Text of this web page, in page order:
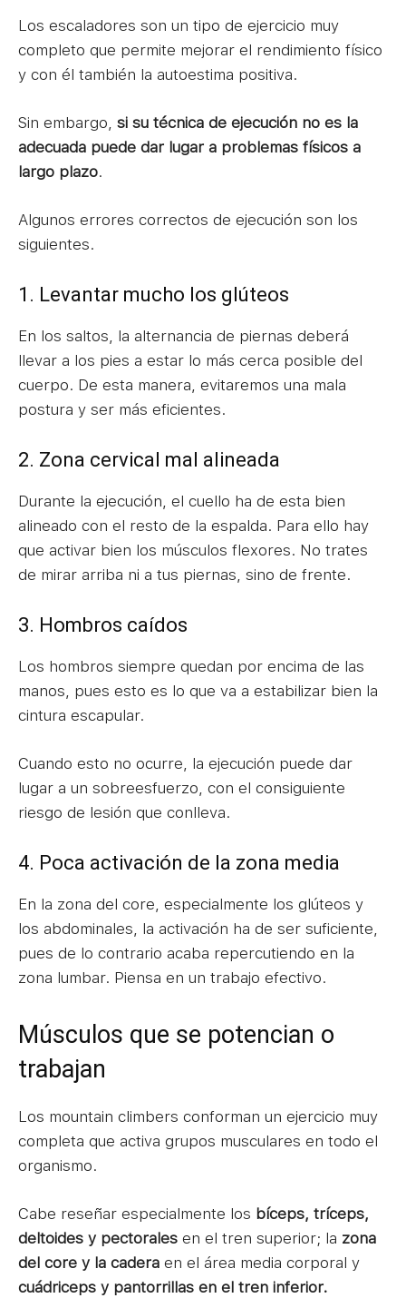
Los escaladores son un tipo de ejercicio muy
completo que permite mejorar el rendimiento físico
y con él también la autoestima positiva.
Sin embargo, si su técnica de ejecución no es la
adecuada puede dar lugar a problemas físicos a
largo plazo.
Algunos errores correctos de ejecución son los
siguientes.
1. Levantar mucho los glúteos
En los saltos, la alternancia de piernas deberá
llevar a los pies a estar lo más cerca posible del
cuerpo. De esta manera, evitaremos una mala
postura y ser más eficientes.
2. Zona cervical mal alineada
Durante la ejecución, el cuello ha de esta bien
alineado con el resto de la espalda. Para ello hay
que activar bien los músculos flexores. No trates
de mirar arriba ni a tus piernas, sino de frente.
3. Hombros caídos
Los hombros siempre quedan por encima de las
manos, pues esto es lo que va a estabilizar bien la
cintura escapular.
Cuando esto no ocurre, la ejecución puede dar
lugar a un sobreesfuerzo, con el consiguiente
riesgo de lesión que conlleva.
4. Poca activación de la zona media
En la zona del core, especialmente los glúteos y
los abdominales, la activación ha de ser suficiente,
pues de lo contrario acaba repercutiendo en la
zona lumbar. Piensa en un trabajo efectivo.
Músculos que se potencian o
trabajan
Los mountain climbers conforman un ejercicio muy
completa que activa grupos musculares en todo el
organismo.
Cabe reseñar especialmente los bíceps, tríceps,
deltoides y pectorales en el tren superior; la zona
del core y la cadera en el área media corporal y
cuádriceps y pantorrillas en el tren inferior.